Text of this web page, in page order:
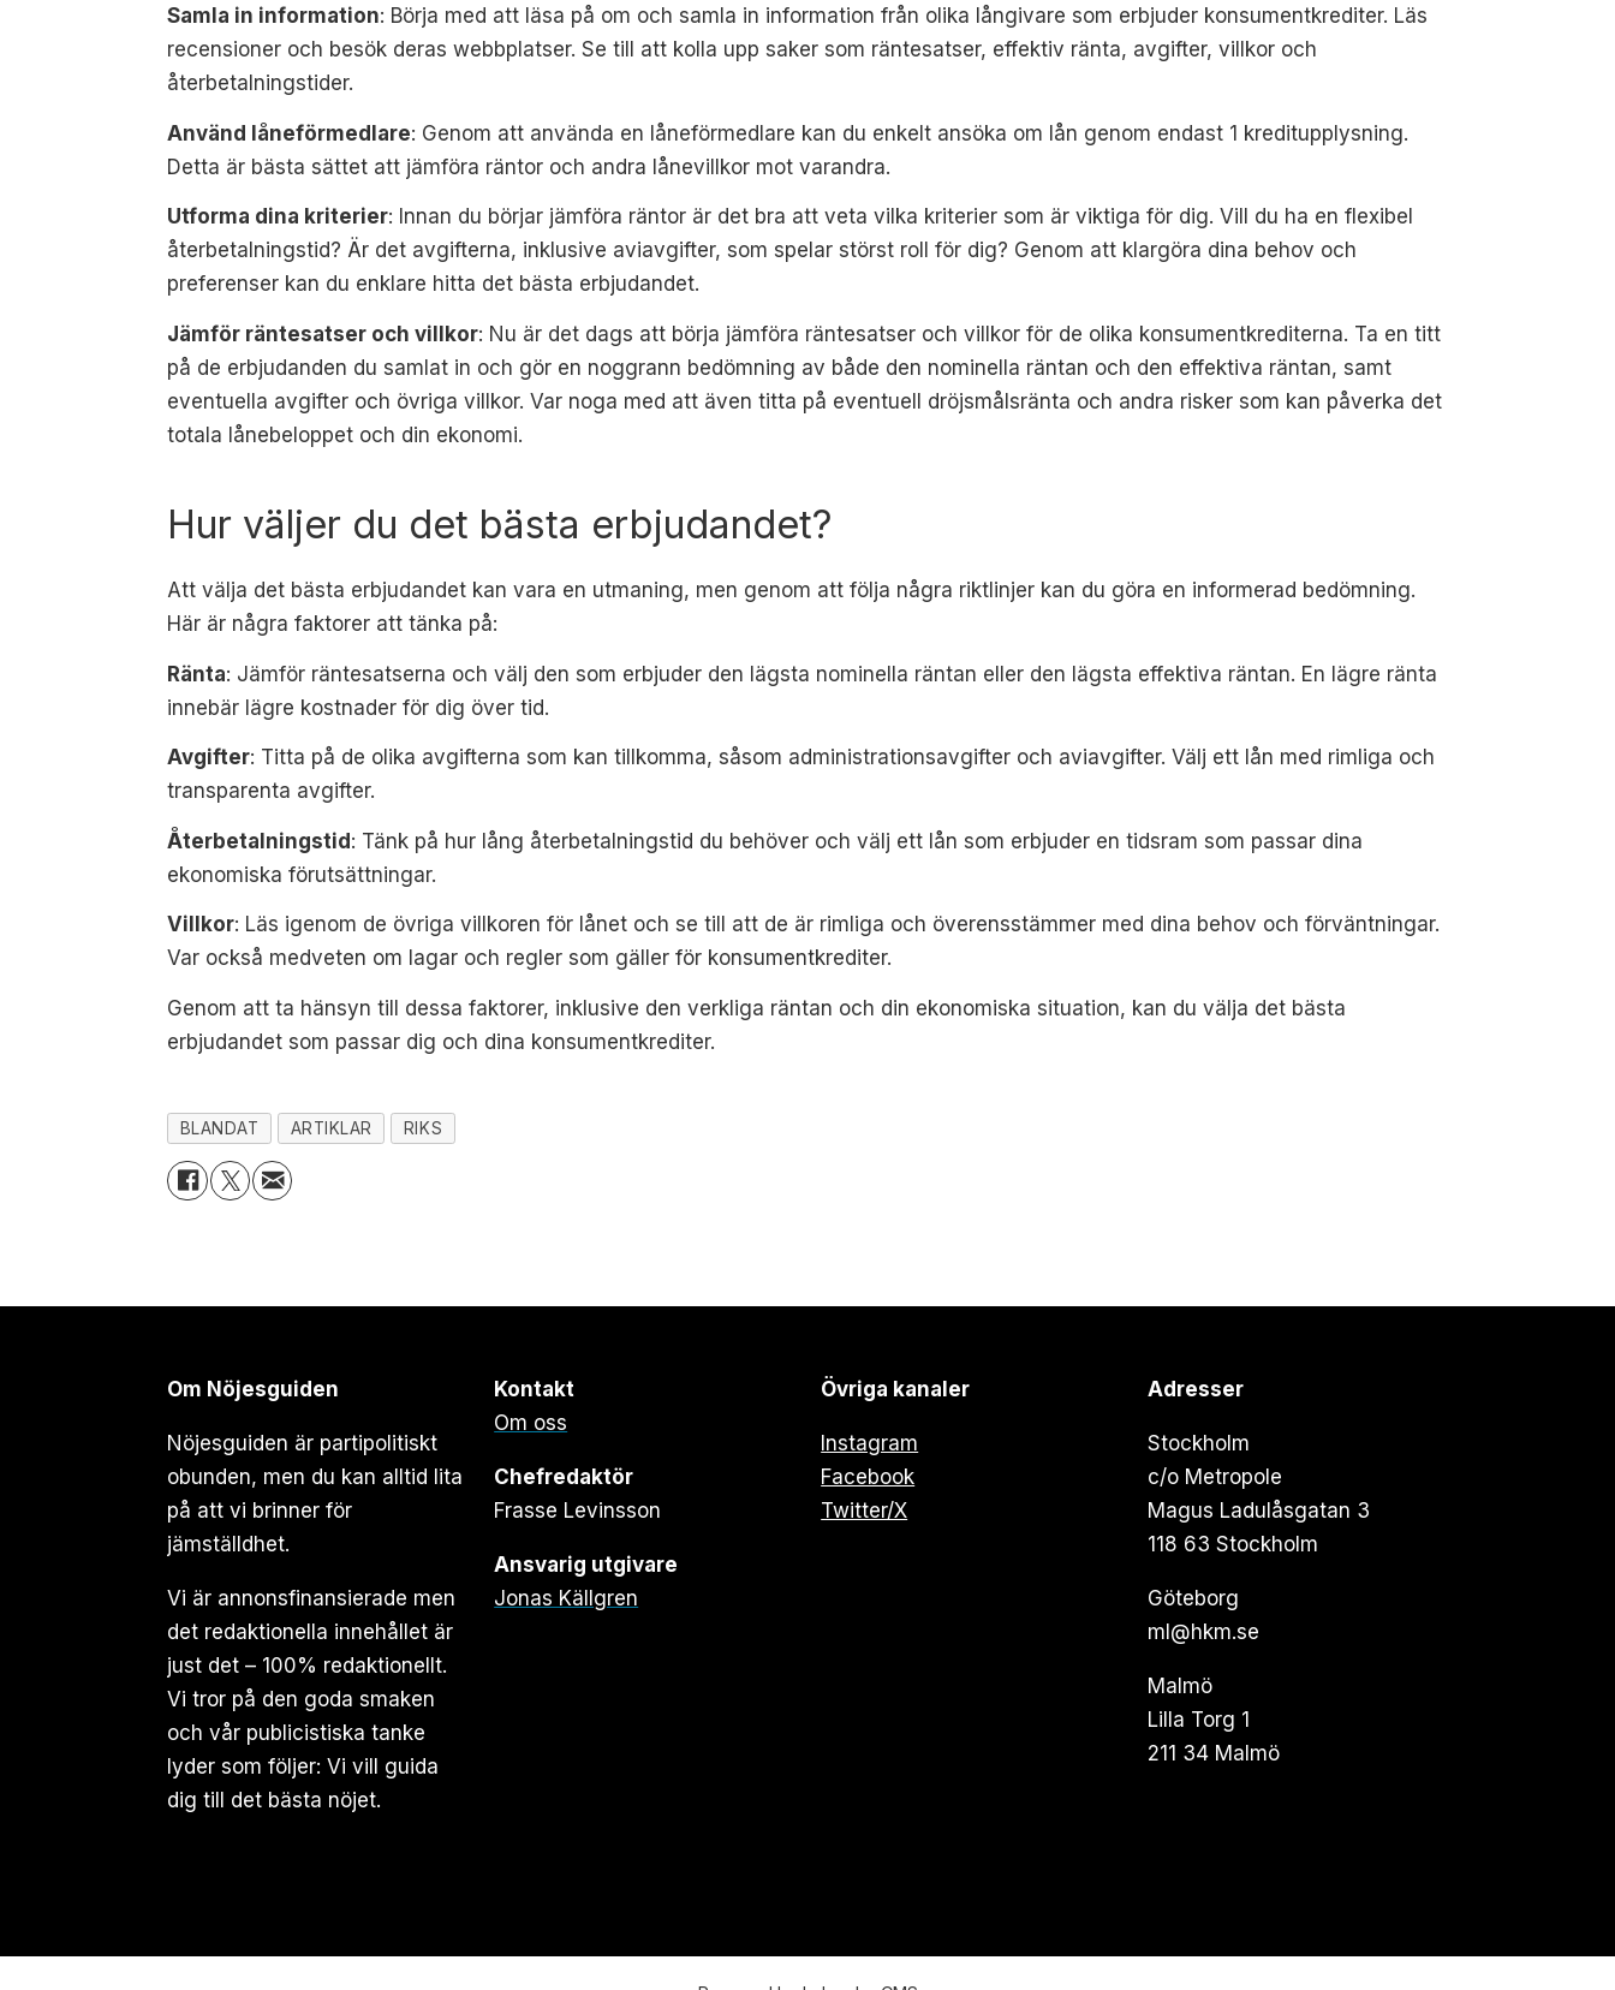
Samla in information: Börja med att läsa på om och samla in information från olika långivare som erbjuder konsumentkrediter. Läs
recensioner och besök deras webbplatser. Se till att kolla upp saker som räntesatser, effektiv ränta, avgifter, villkor och
återbetalningstider.
Använd låneförmedlare: Genom att använda en låneförmedlare kan du enkelt ansöka om lån genom endast 1 kreditupplysning.
Detta är bästa sättet att jämföra räntor och andra lånevillkor mot varandra.
Utforma dina kriterier: Innan du börjar jämföra räntor är det bra att veta vilka kriterier som är viktiga för dig. Vill du ha en flexibel
återbetalningstid? Är det avgifterna, inklusive aviavgifter, som spelar störst roll för dig? Genom att klargöra dina behov och
preferenser kan du enklare hitta det bästa erbjudandet.
Jämför räntesatser och villkor: Nu är det dags att börja jämföra räntesatser och villkor för de olika konsumentkrediterna. Ta en titt
på de erbjudanden du samlat in och gör en noggrann bedömning av både den nominella räntan och den effektiva räntan, samt
eventuella avgifter och övriga villkor. Var noga med att även titta på eventuell dröjsmålsränta och andra risker som kan påverka det
totala lånebeloppet och din ekonomi.
Hur väljer du det bästa erbjudandet?
Att välja det bästa erbjudandet kan vara en utmaning, men genom att följa några riktlinjer kan du göra en informerad bedömning.
Här är några faktorer att tänka på:
Ränta: Jämför räntesatserna och välj den som erbjuder den lägsta nominella räntan eller den lägsta effektiva räntan. En lägre ränta
innebär lägre kostnader för dig över tid.
Avgifter: Titta på de olika avgifterna som kan tillkomma, såsom administrationsavgifter och aviavgifter. Välj ett lån med rimliga och
transparenta avgifter.
Återbetalningstid: Tänk på hur lång återbetalningstid du behöver och välj ett lån som erbjuder en tidsram som passar dina
ekonomiska förutsättningar.
Villkor: Läs igenom de övriga villkoren för lånet och se till att de är rimliga och överensstämmer med dina behov och förväntningar.
Var också medveten om lagar och regler som gäller för konsumentkrediter.
Genom att ta hänsyn till dessa faktorer, inklusive den verkliga räntan och din ekonomiska situation, kan du välja det bästa
erbjudandet som passar dig och dina konsumentkrediter.
BLANDAT ARTIKLAR RIKS
Om Nöjesguiden
Nöjesguiden är partipolitiskt
obunden, men du kan alltid lita
på att vi brinner för
jämställdhet.
Vi är annonsfinansierade men
det redaktionella innehållet är
just det – 100% redaktionellt.
Vi tror på den goda smaken
och vår publicistiska tanke
lyder som följer: Vi vill guida
dig till det bästa nöjet.
Kontakt
Om oss
Chefredaktör
Frasse Levinsson
Ansvarig utgivare
Jonas Källgren
Övriga kanaler
Instagram
Facebook
Twitter/X
Adresser
Stockholm
c/o Metropole
Magus Ladulåsgatan 3
118 63 Stockholm
Göteborg
ml@hkm.se
Malmö
Lilla Torg 1
211 34 Malmö